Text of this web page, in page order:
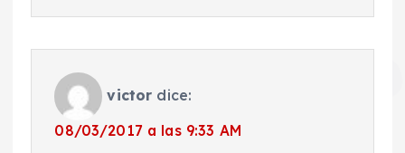
victor dice:
08/03/2017 a las 9:33 AM